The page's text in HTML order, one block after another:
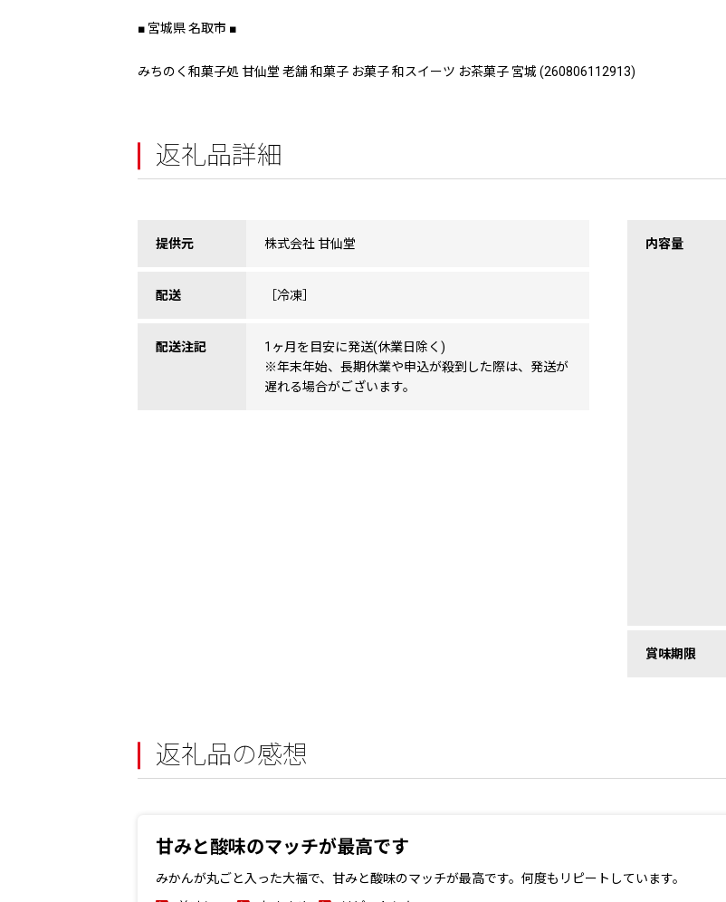
■ 宮城県 名取市 ■
みちのく和菓子処 甘仙堂 老舗 和菓子 お菓子 和スイーツ お茶菓子 宮城 (260806112913)
返礼品詳細
提供元 株式会社 甘仙堂
配送 ［冷凍］
配送注記
1ヶ月を目安に発送(休業日除く)
※年末年始、長期休業や申込が殺到した際は、発送が
遅れる場合がございます。
内容量
賞味期限
返礼品の感想
甘みと酸味のマッチが最高です
みかんが丸ごと入った大福で、甘みと酸味のマッチが最高です。何度もリピートしています。